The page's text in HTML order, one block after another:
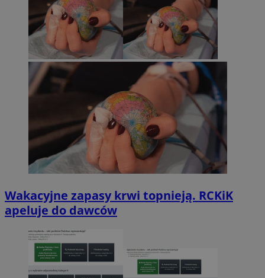
Wakacyjne zapasy krwi topnieją. RCKiK
apeluje do dawców